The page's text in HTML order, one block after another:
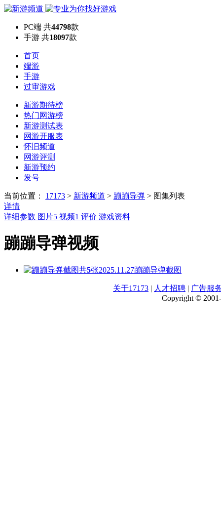
PC端 共44798款
手游 共18097款
首页
端游
手游
过审游戏
新游期待榜
热门网游榜
新游测试表
网游开服表
怀旧频道
网游评测
新游预约
发号
当前位置： 17173 > 新游频道 > 蹦蹦导弹 > 图集列表
详情
详细参数 图片5 视频1 评价 游戏资料
蹦蹦导弹视频
共5张2025.11.27蹦蹦导弹截图
关于17173 | 人才招聘 | 广告服
Copyright ©